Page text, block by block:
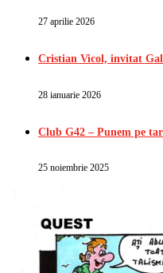
27 aprilie 2026
Cristian Vicol, invitat
28 ianuarie 2026
Club G42 – Punem pe
25 noiembrie 2025